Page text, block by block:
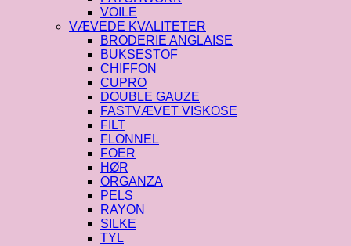
VOILE
VÆVEDE KVALITETER
BRODERIE ANGLAISE
BUKSESTOF
CHIFFON
CUPRO
DOUBLE GAUZE
FASTVÆVET VISKOSE
FILT
FLONNEL
FOER
HØR
ORGANZA
PELS
RAYON
SILKE
TYL